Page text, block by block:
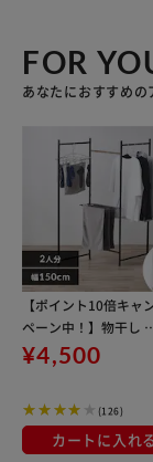
FOR
あなたにおすすめの
【ポイント10倍キャ
ペーン中！】物干し
内用 折りたたみ式 3連
OTM-150R ブラック 一
¥4,500
(126)
カートに入れる